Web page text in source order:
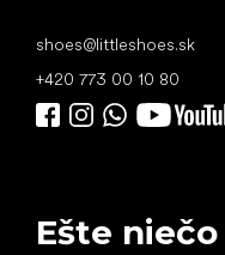
shoes@littleshoes.sk
+420 773 00 10 80
Ešte niečo